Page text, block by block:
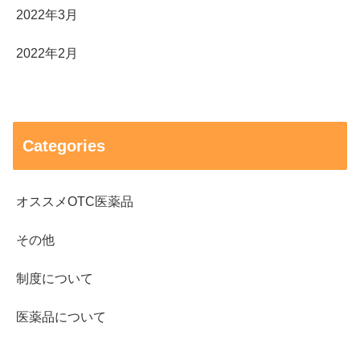
2022年3月
2022年2月
Categories
オススメOTC医薬品
その他
制度について
医薬品について